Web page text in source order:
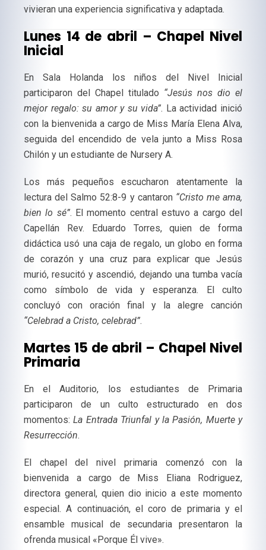
vivieran una experiencia significativa y adaptada.
Lunes 14 de abril – Chapel Nivel
Inicial
En Sala Holanda los niños del Nivel Inicial
participaron del Chapel titulado “Jesús nos dio el
mejor regalo: su amor y su vida”. La actividad inició
con la bienvenida a cargo de Miss María Elena Alva,
seguida del encendido de vela junto a Miss Rosa
Chilón y un estudiante de Nursery A.
Los más pequeños escucharon atentamente la
lectura del Salmo 52:8-9 y cantaron “Cristo me ama,
bien lo sé”. El momento central estuvo a cargo del
Capellán Rev. Eduardo Torres, quien de forma
didáctica usó una caja de regalo, un globo en forma
de corazón y una cruz para explicar que Jesús
murió, resucitó y ascendió, dejando una tumba vacía
como símbolo de vida y esperanza. El culto
concluyó con oración final y la alegre canción
“Celebrad a Cristo, celebrad”.
Martes 15 de abril – Chapel Nivel
Primaria
En el Auditorio, los estudiantes de Primaria
participaron de un culto estructurado en dos
momentos:La Entrada Triunfal y la Pasión, Muerte y
Resurrección.
El chapel del nivel primaria comenzó con la
bienvenida a cargo de Miss Eliana Rodriguez,
directora general, quien dio inicio a este momento
especial. A continuación, el coro de primaria y el
ensamble musical de secundaria presentaron la
ofrenda musical «Porque Él vive».